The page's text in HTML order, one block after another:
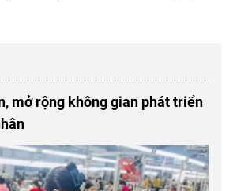
mở rộng không gian phát triển